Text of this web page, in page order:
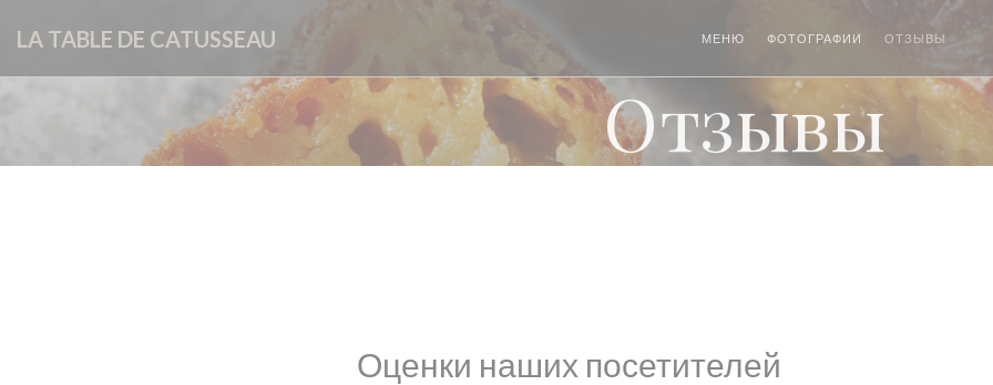
LA TABLE DE CATUSSEAU МЕНЮ ФОТОГРАФИИ ОТЗЫВЫ
Отзывы
Оценки наших посетителей